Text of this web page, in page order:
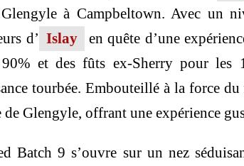
à Campbeltown. Avec un
d’ Islay
en quête d’une
et des fûts ex-Sherry pour les
tourbée. Embouteillé à la force
Glengyle, offrant une expérience
Batch 9 s’ouvre sur un nez